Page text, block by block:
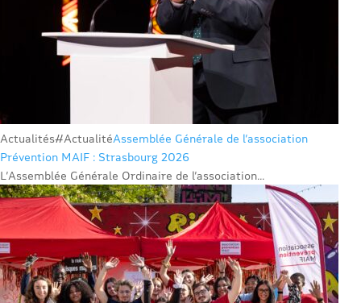
Actualités#ActualitéAssemblée Générale de l’association
Prévention MAIF : Strasbourg 2026
L’Assemblée Générale Ordinaire de l’association...